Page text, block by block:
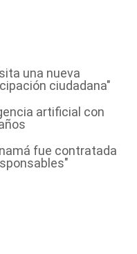
una nueva
ciudadana"
artificial con
fue contratada